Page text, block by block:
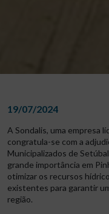
19/07/2024
A Sondalis, uma empresa
congratula-se com a
Municipalizados de
grande importância em
otimizar os recursos
existentes para garantir
região.